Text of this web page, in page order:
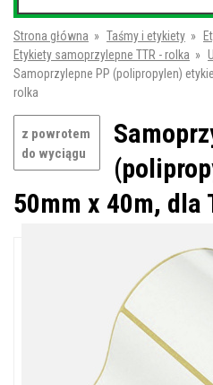
Strona główna » Taśmy i etykiety »
Etykiety samoprzylepne TTR - rolka »
Samoprzylepne PP (polipropylen)
rolka
z powrotem
do wyciągu
50mm x 40m, dla